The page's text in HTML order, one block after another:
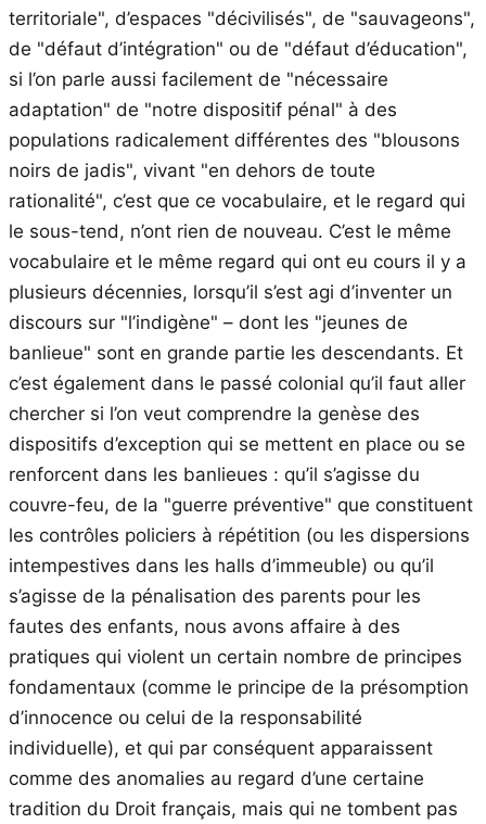
territoriale", d’espaces "décivilisés", de "sauvageons",
de "défaut d’intégration" ou de "défaut d’éducation",
si l’on parle aussi facilement de "nécessaire
adaptation" de "notre dispositif pénal" à des
populations radicalement différentes des "blousons
noirs de jadis", vivant "en dehors de toute
rationalité", c’est que ce vocabulaire, et le regard qui
le sous-tend, n’ont rien de nouveau. C’est le même
vocabulaire et le même regard qui ont eu cours il y a
plusieurs décennies, lorsqu’il s’est agi d’inventer un
discours sur "l’indigène" – dont les "jeunes de
banlieue" sont en grande partie les descendants. Et
c’est également dans le passé colonial qu’il faut aller
chercher si l’on veut comprendre la genèse des
dispositifs d’exception qui se mettent en place ou se
renforcent dans les banlieues : qu’il s’agisse du
couvre-feu, de la "guerre préventive" que constituent
les contrôles policiers à répétition (ou les dispersions
intempestives dans les halls d’immeuble) ou qu’il
s’agisse de la pénalisation des parents pour les
fautes des enfants, nous avons affaire à des
pratiques qui violent un certain nombre de principes
fondamentaux (comme le principe de la présomption
d’innocence ou celui de la responsabilité
individuelle), et qui par conséquent apparaissent
comme des anomalies au regard d’une certaine
tradition du Droit français, mais qui ne tombent pas